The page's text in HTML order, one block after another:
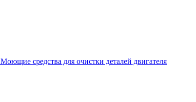
Моющие средства для очистки деталей двигателя